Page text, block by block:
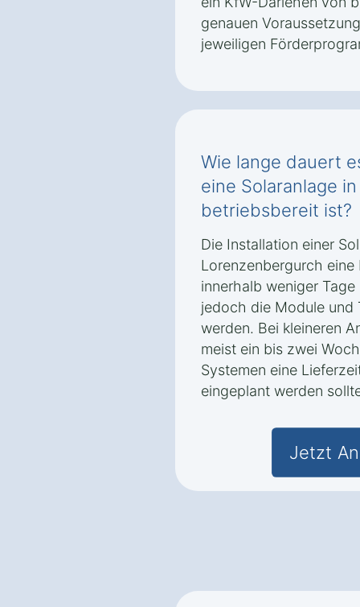
genauen
jeweiligen
Wie lange dauert
eine Solaranlage
betriebsbereit ist?
Die Installation einer
Lorenzenbergurch
innerhalb weniger
jedoch die Module und
werden. Bei kleineren
meist ein bis zwei
Systemen eine
eingeplant werden
Jetzt